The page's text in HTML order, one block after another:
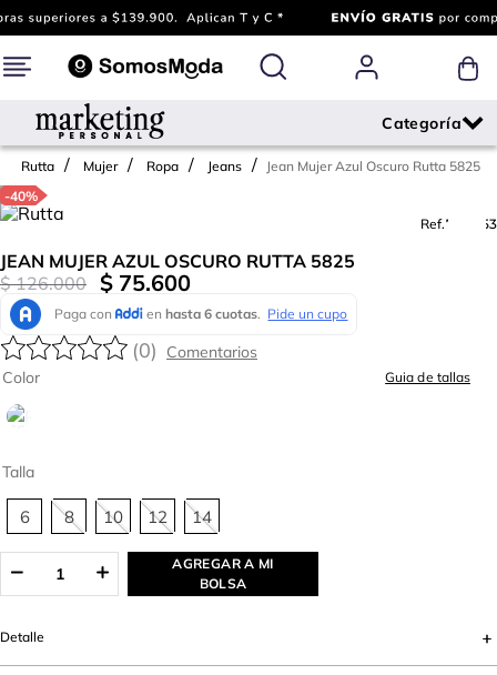
Rutta Mujer Ropa Jeans
Jean Mujer Azul Oscuro Rutta 5825
-40%
Ref.708853
JEAN MUJER AZUL OSCURO RUTTA 5825
$ 126.000 $ 75.600
(0)
Talla
6 8 10 12 14
Color Guia de tallas
AGREGAR A MI
BOLSA
Detalle